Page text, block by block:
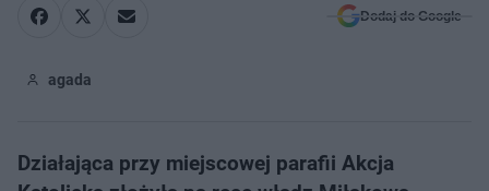
Dodaj do Google
agada
Działająca przy miejscowej parafii Akcja